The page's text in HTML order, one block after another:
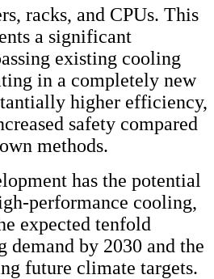
racks, and CPUs. This
a significant
existing cooling
in a completely new
higher efficiency,
safety compared
methods.
has the potential
performance cooling,
expected tenfold
demand by 2030 and the
future climate targets.